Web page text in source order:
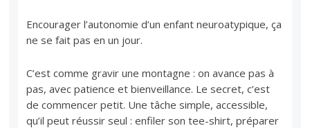
Encourager l’autonomie d’un enfant neuroatypique, ça
ne se fait pas en un jour.
C’est comme gravir une montagne : on avance pas à
pas, avec patience et bienveillance. Le secret, c’est
de commencer petit. Une tâche simple, accessible,
qu’il peut réussir seul : enfiler son tee-shirt, préparer